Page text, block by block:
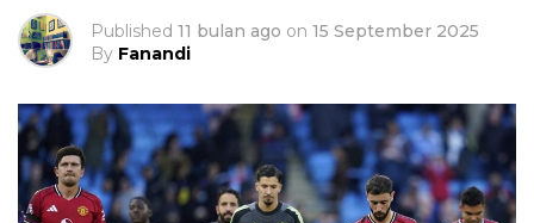
Published 11 bulan ago on 15 September 2025
By Fanandi